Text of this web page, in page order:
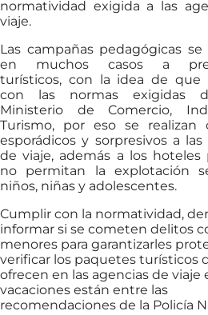
normatividad exigida a las
viaje.
Las campañas pedagógicas
en muchos casos a
turísticos, con la idea de que
con las normas exigidas
Ministerio de Comercio,
Turismo, por eso se realizan
esporádicos y sorpresivos a las
de viaje, además a los hoteles
no permitan la explotación
niños, niñas y adolescentes.
Cumplir con la normatividad,
informar si se cometen delitos
menores para garantizarles
verificar los paquetes turísticos
ofrecen en las agencias de viaje
vacaciones están entre las
recomendaciones de la Policía